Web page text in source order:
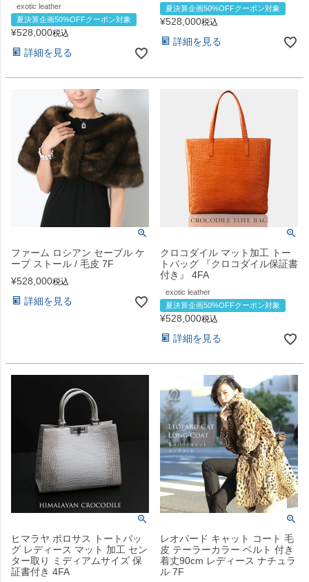
exotic leather
夏決算企画50%OFFクーポン対象
¥528,000税込
詳細を見る
夏決算企画50%OFFクーポン対象
¥528,000税込
詳細を見る
ファーム ロシアン セーブル ケ
ープ ストール / 毛皮 7F
¥528,000税込
詳細を見る
クロコダイル マット加工 トー
トバッグ 『クロコダイル保証書
付き』 4FA
exotic leather
夏決算企画50%OFFクーポン対象
¥528,000税込
詳細を見る
ヒマラヤ ポロサス トートバッ
グ レディース マット 加工 セン
ター取り ミディアムサイズ 保
証書付き 4FA
レオパード キャット コート 毛
皮 テーラーカラー ベルト 付き
着丈90cm レディース ナチュラ
ル 7F